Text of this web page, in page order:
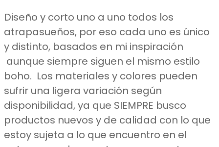
Diseño y corto uno a uno todos los
atrapasueños, por eso cada uno es único
y distinto, basados en mi inspiración
aunque siempre siguen el mismo estilo
boho. Los materiales y colores pueden
sufrir una ligera variación según
disponibilidad, ya que SIEMPRE busco
productos nuevos y de calidad con lo que
estoy sujeta a lo que encuentro en el